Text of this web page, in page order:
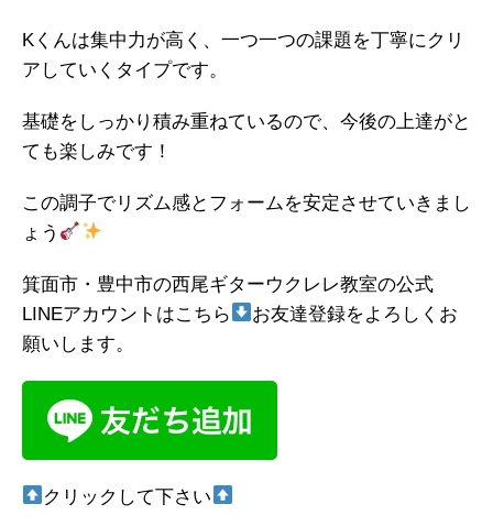
Kくんは集中力が高く、一つ一つの課題を丁寧にクリ
アしていくタイプです。
基礎をしっかり積み重ねているので、今後の上達がと
ても楽しみです！
この調子でリズム感とフォームを安定させていきまし
ょう
箕面市・豊中市の西尾ギターウクレレ教室の公式
LINEアカウントはこちら
お友達登録をよろしくお
願いします。
クリックして下さい